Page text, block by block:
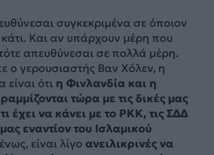
συγκεκριμένα σε όποιον
Και αν υπάρχουν μέρη που
απευθύνεσαι σε πολλά μέρη.
ο γερουσιαστής Βαν Χόλεν, η
ότι η Φινλανδία και η
τώρα με τις δικές μας
έχει να κάνει με το PKK, τις ΣΔΔ
εναντίον του Ισλαμικού
είναι λίγο ανειλικρινές να